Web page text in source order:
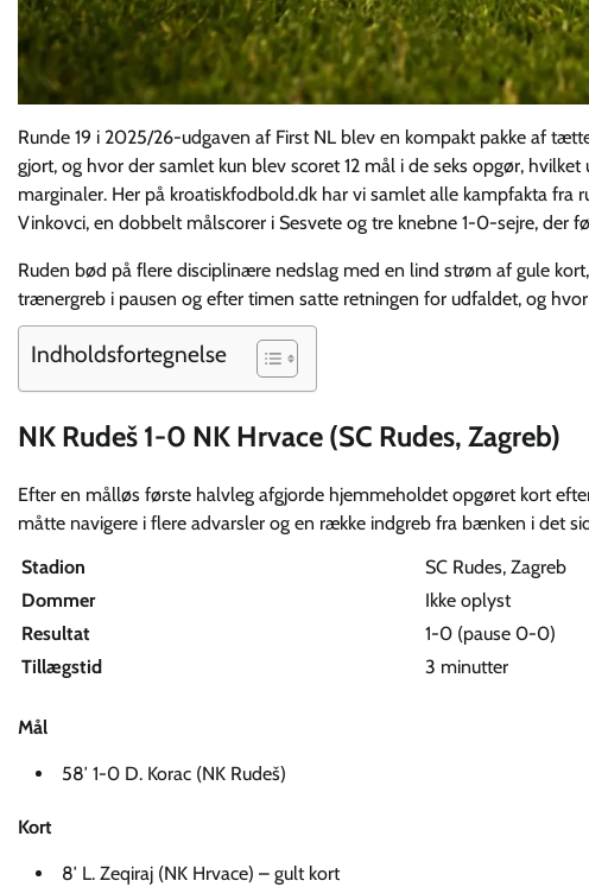
Runde 19 i 2025/26-udgaven af First NL blev en kompakt pakke af
gjort, og hvor der samlet kun blev scoret 12 mål i de seks opgør,
marginaler. Her på kroatiskfodbold.dk har vi samlet alle kampfakta
Vinkovci, en dobbelt målscorer i Sesvete og tre knebne 1-0-sejre, der
Ruden bød på flere disciplinære nedslag med en lind strøm af gule
trænergreb i pausen og efter timen satte retningen for udfaldet, og
Indholdsfortegnelse
NK Rudeš 1-0 NK Hrvace (SC Rudes, Zagreb)
Efter en målløs første halvleg afgjorde hjemmeholdet opgøret kort
måtte navigere i flere advarsler og en række indgreb fra bænken i det
Stadion
SC Rudes, Zagreb
Dommer
Ikke oplyst
Resultat
1-0 (pause 0-0)
Tillægstid
3 minutter
Mål
58′ 1-0 D. Korac (NK Rudeš)
Kort
8′ L. Zeqiraj (NK Hrvace) – gult kort